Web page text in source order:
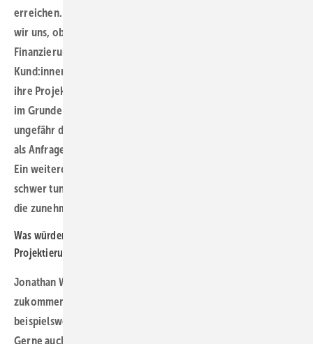
erreichen. Das freut uns natürlich sehr! Gleichzeitig fragen
wir uns, ob die Banken die steigende Anzahl der
Finanzierungsanfragen auch bedienen können – erste
Kund:innen berichten uns, dass sie Schwierigkeiten haben,
ihre Projekte bei Banken zu platzieren. Und auch bei uns ist es
im Grunde so: Wir haben allein für das erste Quartal 2025
ungefähr das Fünffache dessen, was wir bearbeiten können,
als Anfragen auf dem Tisch. Das ist durchaus mehr als sonst.
Ein weiteres Indiz für die Tatsache, dass die Kund:innen sich
schwer tun, ihre Projekte bei Banken unterzubekommen, ist
die zunehmend kürzere Vorlaufzeit des Finanzierungsbedarfs.
Was würden Sie denn unseren Leser:innen mit
Projektierungsabsichten empfehlen?
Jonathan Wagner: Ich empfehle, dass sie frühzeitig auf uns
zukommen. Bei Windprojekten ist ein guter Zeitpunkt
beispielsweise die Erteilung der BImSchG-Genehmigung.
Gerne auch schon früher, sofern Projektplanende halbwegs